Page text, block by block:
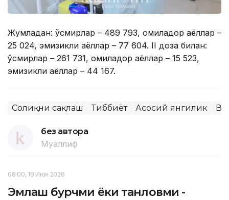
Жумладан: ўсмирлар – 489 793, ҳомиладор аёллар –
25 024, эмизикли аёллар – 77 604. II доза билан:
ўсмирлар – 261 731, ҳомиладор аёллар – 15 523,
эмизикли аёллар – 44 167.
Соғлиқни сақлаш Тиббиёт Асосий янгилик
без автора
Муаллиф
08:00, 19 Июн 2026
Эмлаш бурчми ёки танловми -